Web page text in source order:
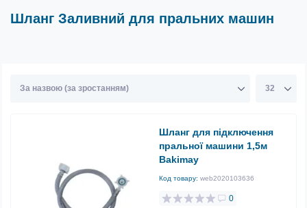
Шланг Заливний для пральних машин
Шланг для підключення
пральної машини 1,5м
Bakimay
Код товару: web2020103636
0